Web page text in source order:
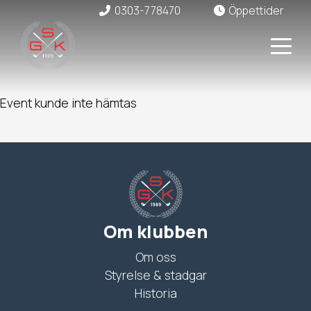
0303-778470 Öppettider
Event kunde inte hämtas
Om klubben
Om oss
Styrelse & stadgar
Historia